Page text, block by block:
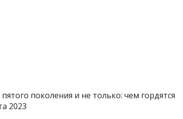
поколения и не только: чем гордятся
2023